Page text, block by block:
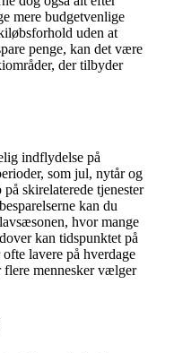
mere budgetvenlige
uden at
penge, kan det være
der tilbyder
indflydelse på
som jul, nytår og
skirelaterede tjenester
kan du
hvor mange
kan tidspunktet på
lavere på hverdage
flere mennesker vælger